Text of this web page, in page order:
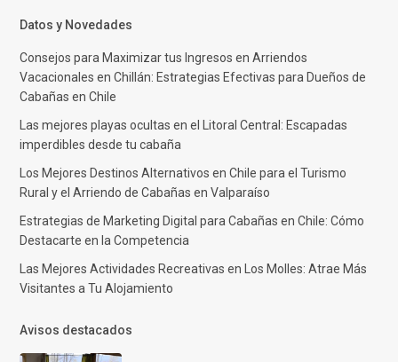
Datos y Novedades
Consejos para Maximizar tus Ingresos en Arriendos
Vacacionales en Chillán: Estrategias Efectivas para Dueños de
Cabañas en Chile
Las mejores playas ocultas en el Litoral Central: Escapadas
imperdibles desde tu cabaña
Los Mejores Destinos Alternativos en Chile para el Turismo
Rural y el Arriendo de Cabañas en Valparaíso
Estrategias de Marketing Digital para Cabañas en Chile: Cómo
Destacarte en la Competencia
Las Mejores Actividades Recreativas en Los Molles: Atrae Más
Visitantes a Tu Alojamiento
Avisos destacados